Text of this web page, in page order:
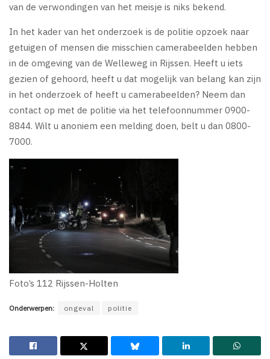
van de verwondingen van het meisje is niks bekend.
In het kader van het onderzoek is de politie opzoek naar
getuigen of mensen die misschien camerabeelden hebben
in de omgeving van de Welleweg in Rijssen. Heeft u iets
gezien of gehoord, heeft u dat mogelijk van belang kan zijn
in het onderzoek of heeft u camerabeelden? Neem dan
contact op met de politie via het telefoonnummer 0900-
8844. Wilt u anoniem een melding doen, belt u dan 0800-
7000.
Foto’s 112 Rijssen-Holten
Onderwerpen: ongeval politie